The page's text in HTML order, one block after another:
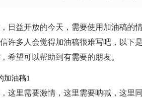
日益开放的今天，需要使用加油稿的
许多人会觉得加油稿很难写吧，以下
希望可以帮助到有需要的朋友。
加油稿1
这里需要激情，这里需要呐喊，这里